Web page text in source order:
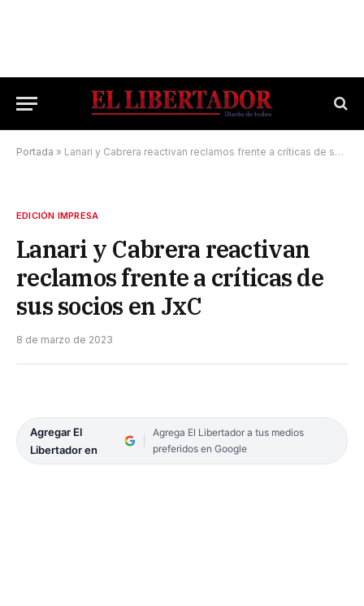
Portada » Lanari y Cabrera reactivan reclamos frente a críticas de sus socios en JxC
EDICIÓN IMPRESA
Lanari y Cabrera reactivan
reclamos frente a críticas de
sus socios en JxC
8 de marzo de 2023
Agregar El
Libertador en
Agrega El Libertador a tus medios
preferidos en Google